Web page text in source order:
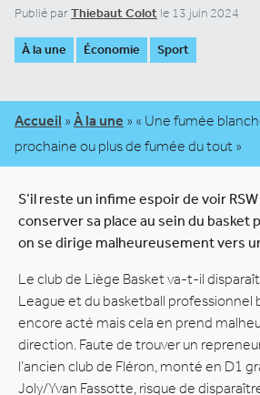
Publié parThiebaut Colot le 13 juin 2024
À la une Économie Sport
Accueil » À la une » « Une fumée
prochaine ou plus de fumée du tout »
S’il reste un infime espoir de voir
conserver sa place au sein du basket
on se dirige malheureusement vers
Le club de Liège Basket va-t-il
League et du basketball professionnel
encore acté mais cela en prend
direction. Faute de trouver un
l’ancien club de Fléron, monté en D1
Joly/Yvan Fassotte, risque de